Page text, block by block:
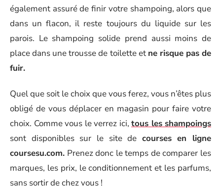
également assuré de finir votre shampoing, alors que
dans un flacon, il reste toujours du liquide sur les
parois. Le shampoing solide prend aussi moins de
place dans une trousse de toilette et ne risque pas de
fuir.
Quel que soit le choix que vous ferez, vous n’êtes plus
obligé de vous déplacer en magasin pour faire votre
choix. Comme vous le verrez ici, tous les shampoings
sont disponibles sur le site de courses en ligne
coursesu.com. Prenez donc le temps de comparer les
marques, les prix, le conditionnement et les parfums,
sans sortir de chez vous !